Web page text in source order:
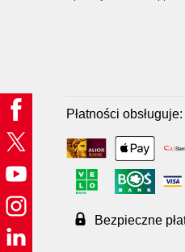
Płatności obsługuje:
Bezpieczne